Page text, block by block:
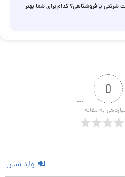
شرکتی یا فروشگاهی؟ کدام برای شما بهتر
0
به مقاله
وارد شدن